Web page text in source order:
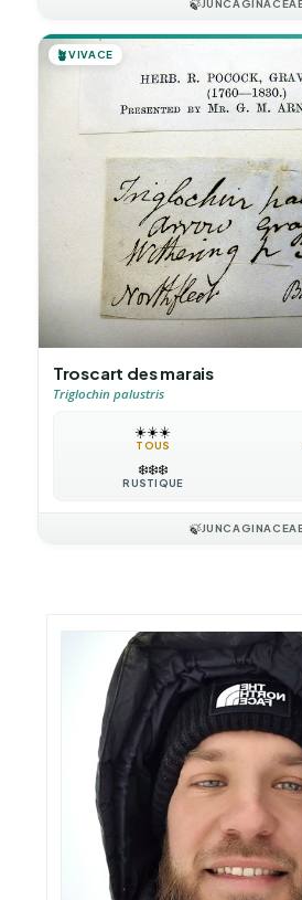
🍃
🪴VIVACE
Troscart des marais
Triglochin palustris
☀️☀️☀️
TOUS
❄️❄️❄️
RUSTIQUE
🍃